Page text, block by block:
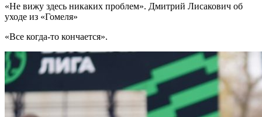
«Не вижу здесь никаких проблем». Дмитрий Лисакович об
уходе из «Гомеля»
«Все когда-то кончается».